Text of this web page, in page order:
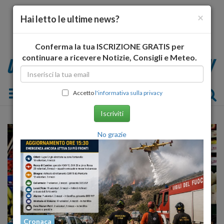
Toggle navigation
×
Hai letto le ultime news?
Conferma la tua ISCRIZIONE GRATIS per
continuare a ricevere Notizie, Consigli e Meteo.
Accettol'informativa sulla privacy
Iscriviti
No grazie
Cronaca